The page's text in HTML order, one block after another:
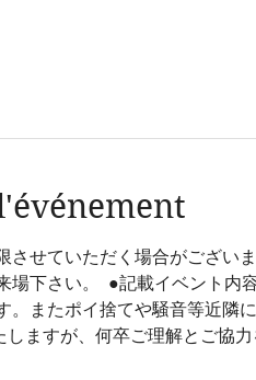
させていただく場合がござい
場下さい。  ●記載イベント
。またポイ捨てや騒音等近隣
しますが、何卒ご理解とご協